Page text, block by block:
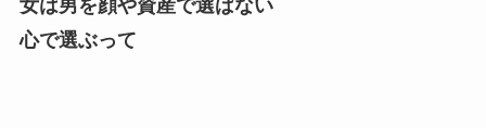
女は男を顔や資産で選ばない
心で選ぶって